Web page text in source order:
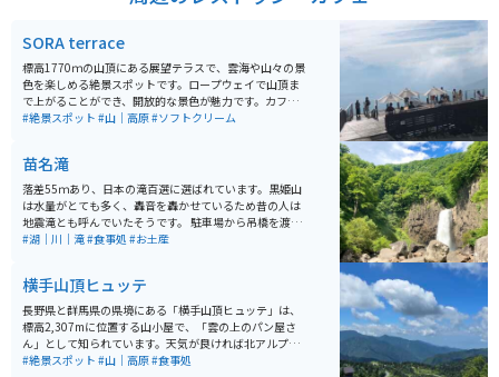
SORA terrace
標高1770ｍの山頂にある展望テラスで、雲海や山々の景
色を楽しめる絶景スポットです。ロープウェイで山頂ま
で上がることができ、開放的な景色が魅力です。カフェ
も併設されており、ゆっくり過ごすことができます。 注
#絶景スポット #山｜高原#ソフトクリーム
苗名滝
落差55ｍあり、日本の滝百選に選ばれています。黒姫山
は水量がとても多く、轟音を轟かせているため昔の人は
地震滝とも呼んでいたそうです。 駐車場から吊橋を渡り
徒歩で約15分程です。雪解けの季節5月～8月は水量が多
#湖｜川｜滝#食事処 #お土産
横手山頂ヒュッテ
長野県と群馬県の県境にある「横手山頂ヒュッテ」は、
標高2,307mに位置する山小屋で、「雲の上のパン屋さ
ん」として知られています。天気が良ければ北アルプス
や富士山、佐渡島まで望むことができ、壮大な360度の
#絶景スポット #山｜高原#食事処